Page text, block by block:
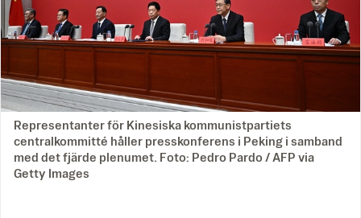
Representanter för Kinesiska kommunistpartiets
centralkommitté håller presskonferens i Peking i samband
med det fjärde plenumet. Foto: Pedro Pardo / AFP via
Getty Images